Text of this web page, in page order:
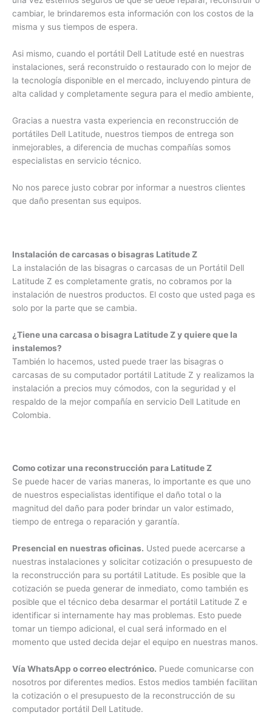
completamente GRATIS. Uno de nuestros técnicos revisará
y diagnosticará su portátil Dell Latitude Z para identificar la
magnitud del daño, una vez estemos seguros de que se
información con los costos de la misma y sus tiempos de
espera.
Asi mismo, cuando el portátil Dell Latitude esté en nuestras
de la tecnología disponible en el mercado, incluyendo pintura
de alta calidad y completamente segura para el medio
ambiente,
portátiles Dell Latitude, nuestros tiempos de entrega son
inmejorables, a diferencia de muchas compañías somos
que daño presentan sus equipos.
Instalación de carcasas o bisagras Latitude Z
Latitude Z es completamente gratis, no cobramos por la
instalación de nuestros productos. El costo que usted paga
es solo por la parte que se cambia.
¿Tiene una carcasa o bisagra Latitude Z y quiere que la
instalemos?
También lo hacemos, usted puede traer las bisagras o
Colombia.
Como cotizar una reconstrucción para Latitude Z
de nuestros especialistas identifique el daño total o la
magnitud del daño para poder brindar un valor estimado,
tiempo de entrega o reparación y garantía.
Presencial en nuestras oficinas. Usted puede acercarse a
nuestras instalaciones y solicitar cotización o presupuesto
de la reconstrucción para su portátil Latitude. Es posible que
la cotización se pueda generar de inmediato, como también
Z e identificar si internamente hay mas problemas. Esto
puede tomar un tiempo adicional, el cual será informado en
el momento que usted decida dejar el equipo en nuestras